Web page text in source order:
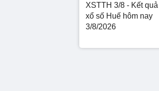
XSTTH 3/8 - Kết quả
xổ số Huế hôm nay
3/8/2026